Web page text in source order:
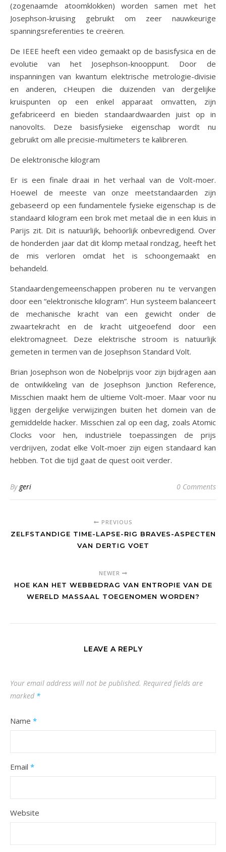
(zogenaamde atoomklokken) worden samen met het
Josephson-kruising gebruikt om zeer nauwkeurige
spanningsreferenties te creëren.
De IEEE heeft een video gemaakt op de basisfysica en de
evolutie van het Josephson-knooppunt. Door de
inspanningen van kwantum elektrische metrologie-divisie
en anderen, cHeupen die duizenden van dergelijke
kruispunten op een enkel apparaat omvatten, zijn
gefabriceerd en bieden standaardwaarden juist op in
nanovolts. Deze basisfysieke eigenschap wordt nu
gebruikt om alle precisie-multimeters te kalibreren.
De elektronische kilogram
Er is een finale draai in het verhaal van de Volt-moer.
Hoewel de meeste van onze meetstandaarden zijn
gebaseerd op een fundamentele fysieke eigenschap is de
standaard kilogram een ​​brok met metaal die in een kluis in
Parijs zit. Dit is natuurlijk, behoorlijk onbevredigend. Over
de honderden jaar dat dit klomp metaal rondzag, heeft het
de mis verloren omdat het is schoongemaakt en
behandeld.
Standaardengemeenschappen proberen nu te vervangen
door een “elektronische kilogram”. Hun systeem balanceert
de mechanische kracht van een gewicht onder de
zwaartekracht en de kracht uitgeoefend door een
elektromagneet. Deze elektrische stroom is natuurlijk
gemeten in termen van de Josephson Standard Volt.
Brian Josephson won de Nobelprijs voor zijn bijdragen aan
de ontwikkeling van de Josephson Junction Reference,
Misschien maakt hem de ultieme Volt-moer. Maar voor nu
liggen dergelijke verwijzingen buiten het domein van de
gemiddelde hacker. Misschien zal op een dag, zoals Atomic
Clocks voor hen, industriële toepassingen de prijs
verdrijven, zodat elke Volt-moer zijn eigen standaard kan
hebben. Tot die tijd gaat de quest ooit verder.
By geri 0 Comments
PREVIOUS
ZELFSTANDIGE TIME-LAPSE-RIG BRAVES-ASPECTEN
VAN DERTIG VOET
NEWER
HOE KAN HET WEBBEDRAG VAN ENTROPIE VAN DE
WERELD MASSAAL TOEGENOMEN WORDEN?
LEAVE A REPLY
Your email address will not be published. Required fields are
marked *
Name *
Email *
Website